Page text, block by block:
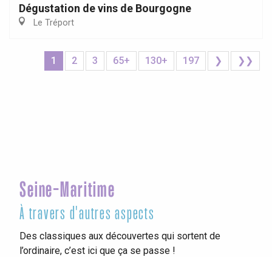
Dégustation de vins de Bourgogne
Le Tréport
1 2 3 65+ 130+ 197 ❯ ❯❯
Seine-Maritime
À travers d'autres aspects
Des classiques aux découvertes qui sortent de
l’ordinaire, c’est ici que ça se passe !